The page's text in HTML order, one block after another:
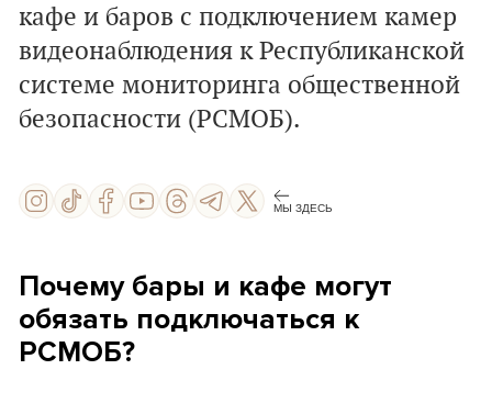
кафе и баров с подключением камер
видеонаблюдения к Республиканской
системе мониторинга общественной
безопасности (РСМОБ).
МЫ ЗДЕСЬ
Почему бары и кафе могут
обязать подключаться к
РСМОБ?